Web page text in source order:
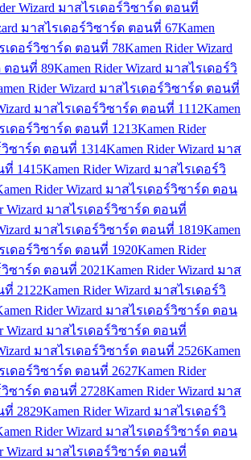
Wizard มาสไรเดอร์วิซาร์ด ตอนที่
มาสไรเดอร์วิซาร์ด ตอนที่ 67Kamen
เดอร์วิซาร์ด ตอนที่ 78Kamen Rider Wizard
ตอนที่ 89Kamen Rider Wizard มาสไรเดอร์วิ
Rider Wizard มาสไรเดอร์วิซาร์ด ตอนที่
มาสไรเดอร์วิซาร์ด ตอนที่ 11 12Kamen
เดอร์วิซาร์ด ตอนที่ 1213Kamen Rider
วิซาร์ด ตอนที่ 1314Kamen Rider Wizard มาส
ที่ 1415Kamen Rider Wizard มาสไรเดอร์วิ
Rider Wizard มาสไรเดอร์วิซาร์ด ตอน
Wizard มาสไรเดอร์วิซาร์ด ตอนที่
มาสไรเดอร์วิซาร์ด ตอนที่ 1819Kamen
เดอร์วิซาร์ด ตอนที่ 1920Kamen Rider
วิซาร์ด ตอนที่ 2021Kamen Rider Wizard มาส
21 22Kamen Rider Wizard มาสไรเดอร์วิ
Rider Wizard มาสไรเดอร์วิซาร์ด ตอน
Wizard มาสไรเดอร์วิซาร์ด ตอนที่
มาสไรเดอร์วิซาร์ด ตอนที่ 2526Kamen
เดอร์วิซาร์ด ตอนที่ 2627Kamen Rider
วิซาร์ด ตอนที่ 2728Kamen Rider Wizard มาส
ที่ 2829Kamen Rider Wizard มาสไรเดอร์วิ
Rider Wizard มาสไรเดอร์วิซาร์ด ตอน
Wizard มาสไรเดอร์วิซาร์ด ตอนที่